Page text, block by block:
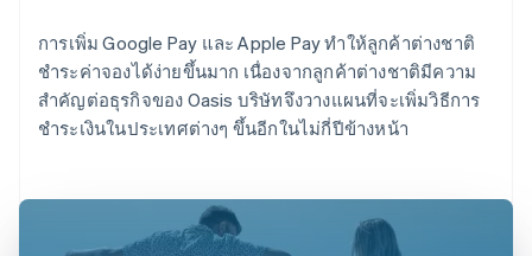
การเพิ่ม Google Pay และ Apple Pay ทำให้ลูกค้าต่างชาติ
ชำระค่าจองได้ง่ายขึ้นมาก เนื่องจากลูกค้าต่างชาติมีความ
สำคัญต่อธุรกิจของ Oasis บริษัทจึงวางแผนที่จะเพิ่มวิธีการ
ชำระเงินในประเทศต่างๆ ขึ้นอีกในไม่กี่ปีข้างหน้า